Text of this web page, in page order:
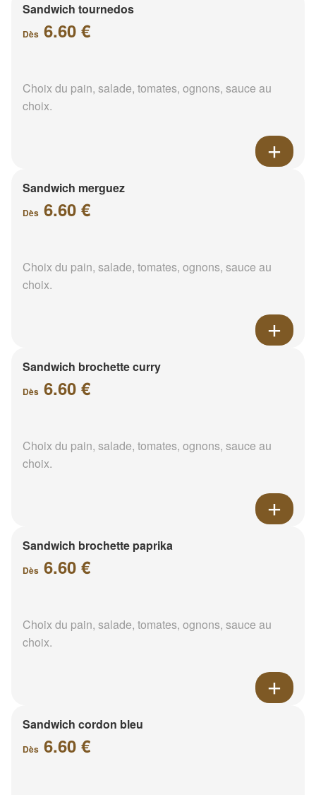
Sandwich tournedos
Dès 6.60 €
Choix du pain, salade, tomates, ognons, sauce au
choix.
Sandwich merguez
Dès 6.60 €
Choix du pain, salade, tomates, ognons, sauce au
choix.
Sandwich brochette curry
Dès 6.60 €
Choix du pain, salade, tomates, ognons, sauce au
choix.
Sandwich brochette paprika
Dès 6.60 €
Choix du pain, salade, tomates, ognons, sauce au
choix.
Sandwich cordon bleu
Dès 6.60 €